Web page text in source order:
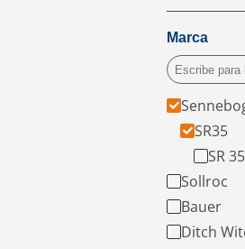
Marca
SR35
SR
Sollroc
Bauer
Ditch